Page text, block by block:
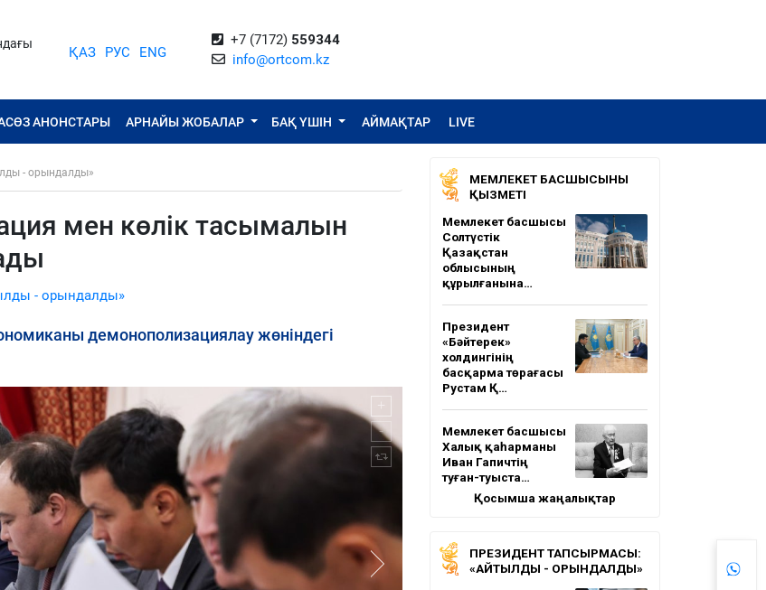
ҚАЗ РУС ENG
+7 (7172) 559344
info@ortcom.kz
АНОНСТАРЫ АРНАЙЫ ЖОБАЛАР БАҚ ҮШІН АЙМАҚТАР LIVE
- орындалды»
мен көлік тасымалын
- орындалды»
демонополизациялау жөніндегі
МЕМЛЕКЕТ БАСШЫСЫНЫҢ
ҚЫЗМЕТІ
Мемлекет басшысы
Солтүстік
Қазақстан
облысының
құрылғанына…
Президент
«Бәйтерек»
холдингінің
басқарма төрағасы
Рустам Қ…
Мемлекет басшысы
Халық қаһарманы
Иван Гапичтің
туған-туыста…
Қосымша жаңалықтар
ПРЕЗИДЕНТ ТАПСЫРМАСЫ:
«АЙТЫЛДЫ - ОРЫНДАЛДЫ»